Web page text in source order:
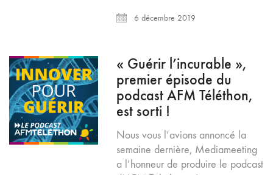
6 décembre 2019
« Guérir l’incurable »,
premier épisode du
podcast AFM Téléthon,
est sorti !
Nous vous l’avions annoncé la
semaine dernière, Mediameeting
a l’honneur de produire le podcast